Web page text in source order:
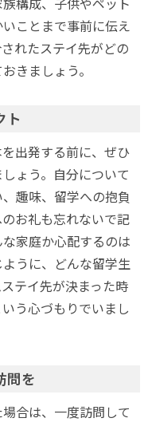
ことまで事前に伝え
れたステイ先がどの
きましょう。
ト
出発する前に、ぜひ
ょう。自分について
趣味、留学への抱負
お礼も忘れないで記
家庭か心配するのは
うに、どんな留学生
テイ先が決まった時
う心づもりでいまし
問を
合は、一度訪問して